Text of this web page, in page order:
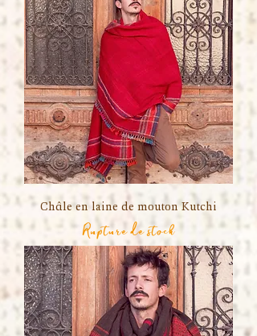
Châle en laine de mouton Kutchi
Rupture de stock